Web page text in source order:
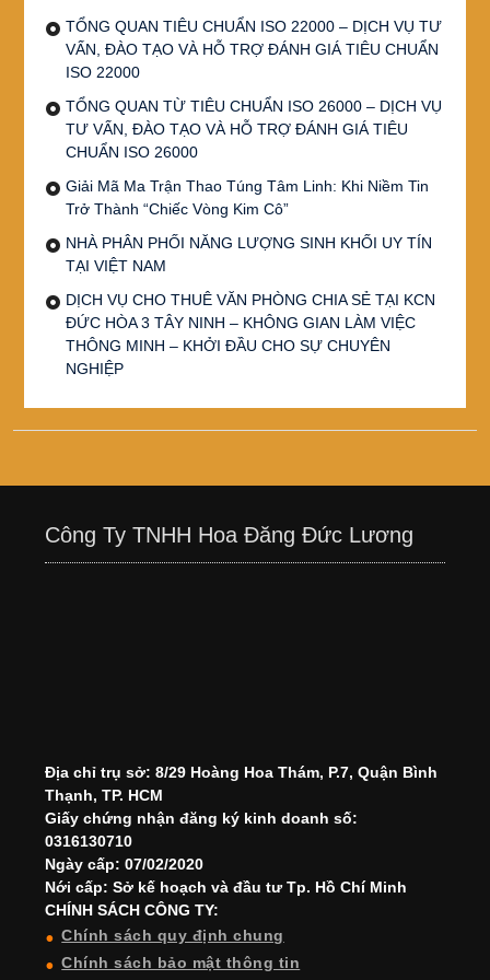
TỔNG QUAN TIÊU CHUẨN ISO 22000 – DỊCH VỤ TƯ
VẤN, ĐÀO TẠO VÀ HỖ TRỢ ĐÁNH GIÁ TIÊU CHUẨN
ISO 22000
TỔNG QUAN TỪ TIÊU CHUẨN ISO 26000 – DỊCH VỤ
TƯ VẤN, ĐÀO TẠO VÀ HỖ TRỢ ĐÁNH GIÁ TIÊU
CHUẨN ISO 26000
Giải Mã Ma Trận Thao Túng Tâm Linh: Khi Niềm Tin
Trở Thành “Chiếc Vòng Kim Cô”
NHÀ PHÂN PHỐI NĂNG LƯỢNG SINH KHỐI UY TÍN
TẠI VIỆT NAM
DỊCH VỤ CHO THUÊ VĂN PHÒNG CHIA SẺ TẠI KCN
ĐỨC HÒA 3 TÂY NINH – KHÔNG GIAN LÀM VIỆC
THÔNG MINH – KHỞI ĐẦU CHO SỰ CHUYÊN
NGHIỆP
Công Ty TNHH Hoa Đăng Đức Lương
Địa chỉ trụ sở: 8/29 Hoàng Hoa Thám, P.7, Quận Bình
Thạnh, TP. HCM
Giấy chứng nhận đăng ký kinh doanh số:
0316130710
Ngày cấp: 07/02/2020
Nới cấp: Sở kế hoạch và đầu tư Tp. Hồ Chí Minh
CHÍNH SÁCH CÔNG TY:
Chính sách quy định chung
Chính sách bảo mật thông tin